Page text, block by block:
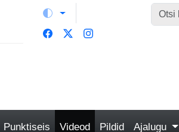
Punktiseis Videod Pildid Ajalugu